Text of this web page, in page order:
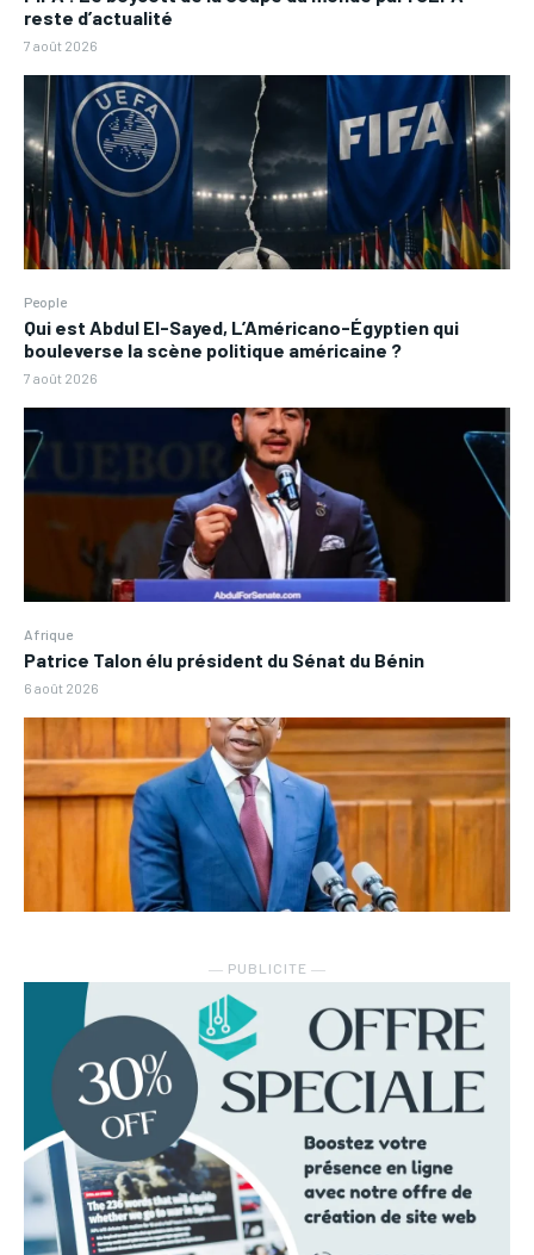
reste d’actualité
7 août 2026
People
Qui est Abdul El-Sayed, L’Américano-Égyptien qui
bouleverse la scène politique américaine ?
7 août 2026
Afrique
Patrice Talon élu président du Sénat du Bénin
6 août 2026
― PUBLICITE ―